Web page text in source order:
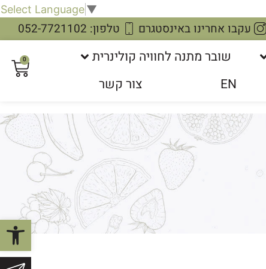
פתח
Select Language▼
עקבו אחרינו באינסטגרם טלפון: 052-7721102
שובר מתנה לחוויה קולינרית
EN צור קשר
0